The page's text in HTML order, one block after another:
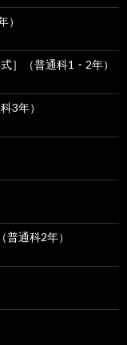
］（普通科1・2年）
3年）
通科2年）